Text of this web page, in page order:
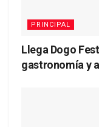
PRINCIPAL
Llega Dogo
gastronomía y